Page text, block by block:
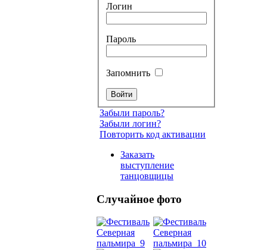
Логин
Пароль
Запомнить
Забыли пароль?
Забыли логин?
Повторить код активации
Заказать
выступление
танцовщицы
Случайное фото